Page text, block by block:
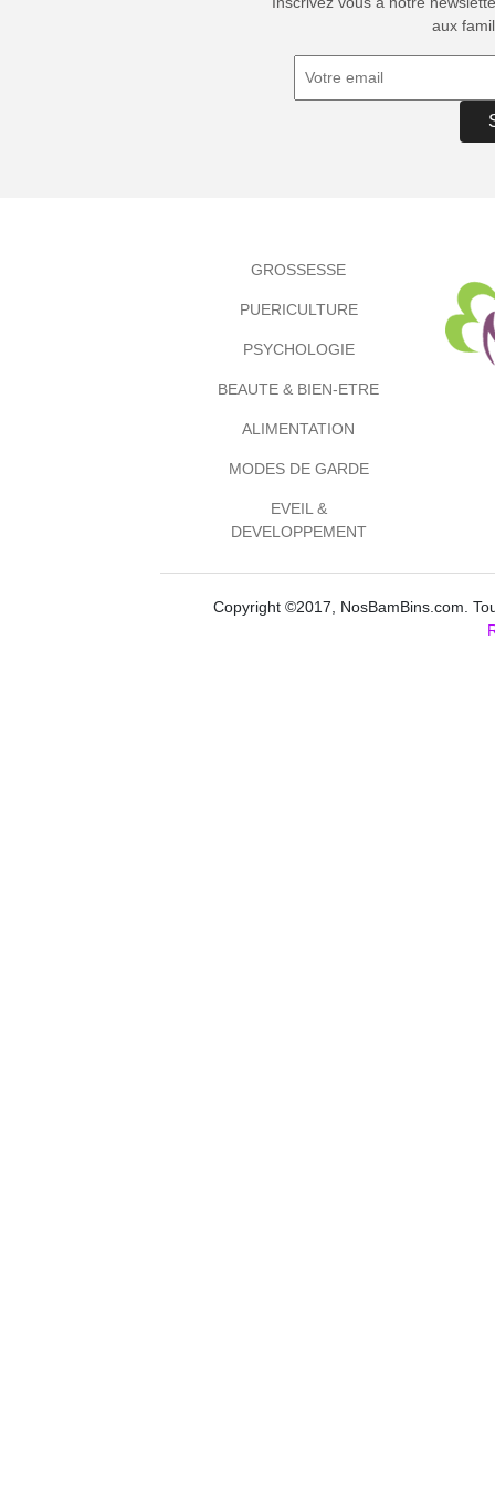
aux
GROSSESSE
PUERICULTURE
PSYCHOLOGIE
BEAUTE & BIEN-ETRE
ALIMENTATION
MODES DE GARDE
EVEIL &
DEVELOPPEMENT
Copyright ©2017, NosBamBins.com.